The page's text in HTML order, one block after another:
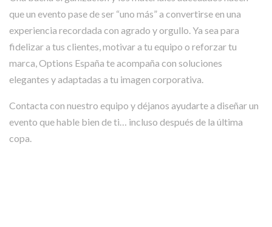
que un evento pase de ser “uno más” a convertirse en una
experiencia recordada con agrado y orgullo. Ya sea para
fidelizar a tus clientes, motivar a tu equipo o reforzar tu
marca, Options España te acompaña con soluciones
elegantes y adaptadas a tu imagen corporativa.
Contacta con nuestro equipo y déjanos ayudarte a diseñar un
evento que hable bien de ti… incluso después de la última
copa.